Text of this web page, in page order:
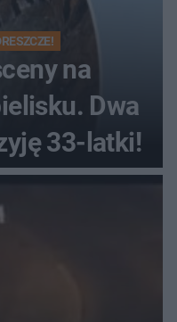
na
Dwa
33-latki!